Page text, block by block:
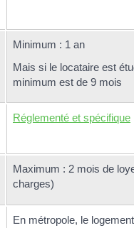
Minimum : 1 an
Mais si le locataire est
minimum est de 9 mois
Réglementé et spécifique
Maximum : 2 mois de
charges)
En métropole, le